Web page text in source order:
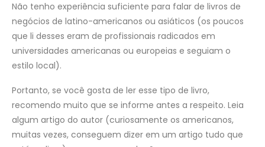
Não tenho experiência suficiente para falar de livros de
negócios de latino-americanos ou asiáticos (os poucos
que li desses eram de profissionais radicados em
universidades americanas ou europeias e seguiam o
estilo local).
Portanto, se você gosta de ler esse tipo de livro,
recomendo muito que se informe antes a respeito. Leia
algum artigo do autor (curiosamente os americanos,
muitas vezes, conseguem dizer em um artigo tudo que